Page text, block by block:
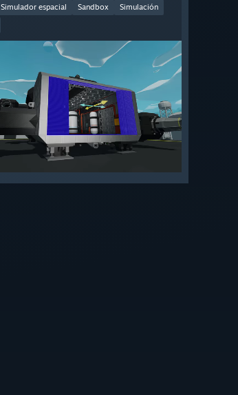
Simulador espacial Sandbox
Simulación